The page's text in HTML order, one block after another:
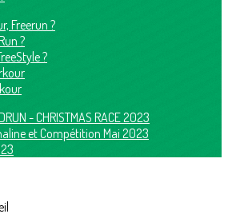
Freerun ?
?
?
- CHRISTMAS RACE 2023
et Compétition Mai 2023